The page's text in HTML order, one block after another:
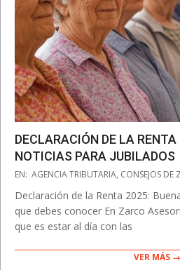
DECLARACIÓN DE LA
NOTICIAS PARA JUBILADOS
2025-
07
EN: AGENCIA TRIBUTARIA, CONSEJOS DE
Declaración de la Renta 2025:
que debes conocer En Zarco
que es estar al día con las
VER MÁS →